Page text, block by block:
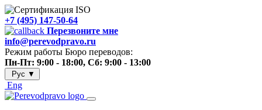
+7 (495) 147-50-64
Перезвоните мне
info@perevodpravo.ru
Режим работы Бюро переводов:
Пн-Пт: 9:00 - 18:00, Сб: 9:00 - 13:00
Рус ▼
Eng